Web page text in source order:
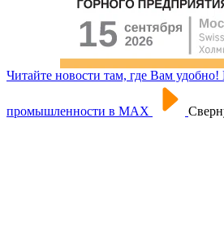
Читайте новости там, где Вам
промышленности в МАХ